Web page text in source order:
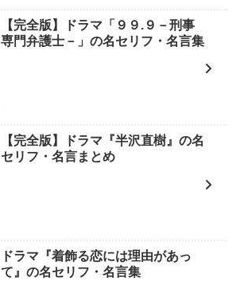
【完全版】ドラマ「９９.９－刑事
専門弁護士－」の名セリフ・名言集
【完全版】ドラマ『半沢直樹』の名
セリフ・名言まとめ
ドラマ『着飾る恋には理由があっ
て』の名セリフ・名言集